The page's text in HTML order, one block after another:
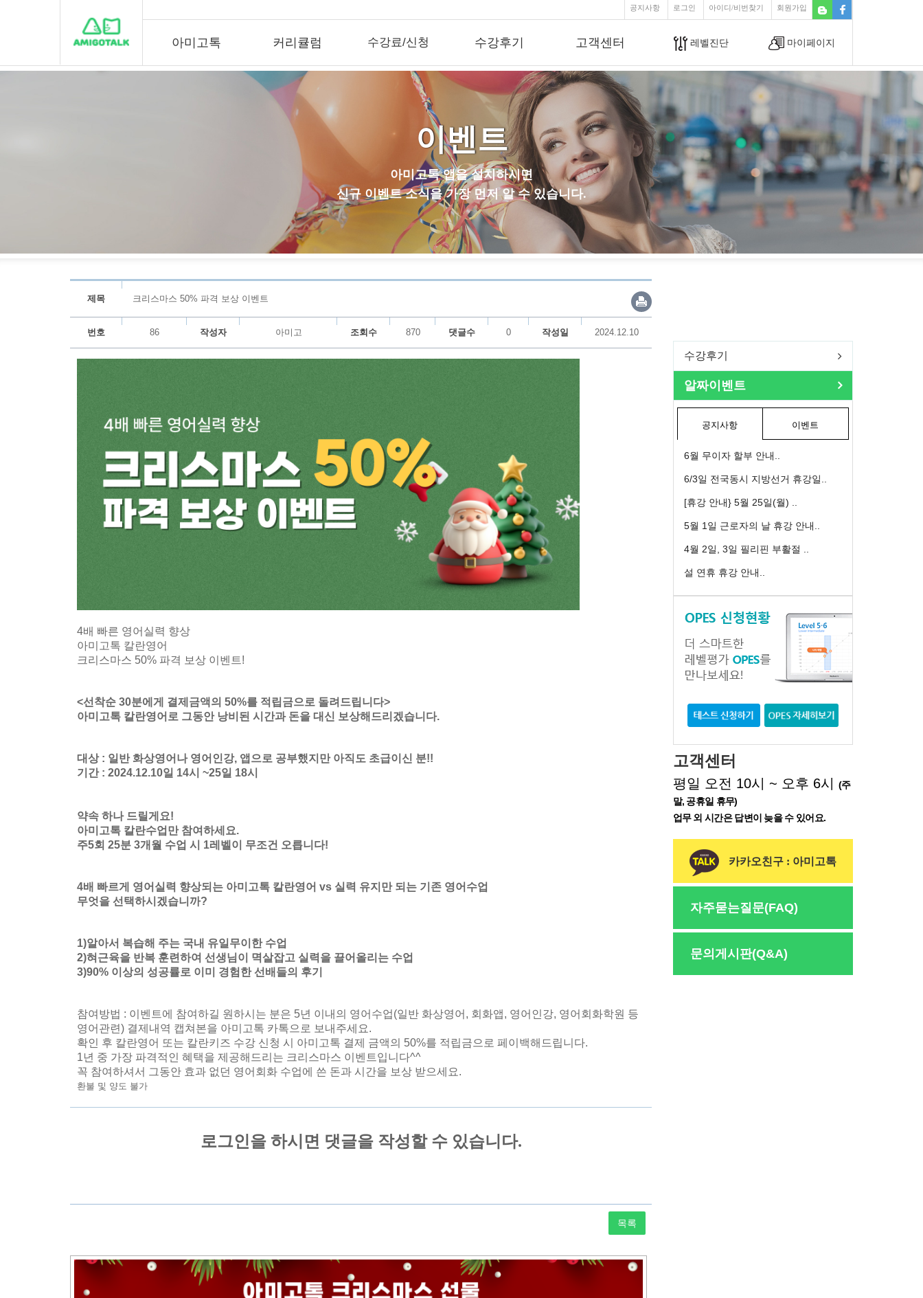
공지사항 로그인 아이디/비번찾기 회원가입
아미고톡 커리큘럼 수강료/신청 수강후기 고객센터 레벨진단 마이페이지
이벤트
아미고톡 앱을 설치하시면
신규 이벤트 소식을 가장 먼저 알 수 있습니다.
제목 크리스마스 50% 파격 보상 이벤트
번호 86 작성자 아미고 조회수 870 댓글수 0 작성일 2024.12.10
4배 빠른 영어실력 향상
아미고톡 칼란영어
크리스마스 50% 파격 보상 이벤 트!
<선착순 30분에게 결제금액의 50%를 적립금으로 돌려드립니다>
아미고톡 칼란영어로 그동안 낭비된 시간과 돈을 대신 보상해드리겠습니다.
대상 : 일반 화상영어나 영어인강, 앱으로 공부했지만 아직도 초급이신 분!!
기간 : 2024.12.10일 14시 ~25일 18시
약속 하나 드릴게요!
아미고톡 칼란수업만 참여하세요.
주5회 25분 3개월 수업 시 1레벨이 무조건 오릅니다!
4배 빠르게 영어실력 향상되는 아미고톡 칼란영어 vs 실력 유지만 되는 기존 영어수업
무엇을 선택하시겠습니까?
1)알아서 복습해 주는 국내 유일무이한 수업
2)혀근육을 반복 훈련하여 선생님이 멱살잡고 실력을 끌어올리는 수업
3)90% 이상의 성공률로 이미 경험한 선배들의 후기
참여방법 : 이벤트에 참여하길 원하시는 분은 5년 이내의 영어수업(일반 화상영어, 회화앱, 영어인강, 영어회화학원 등
영어관련) 결제내역 캡쳐본을 아미고톡 카톡으로 보내주세요.
확인 후 칼란영어 또는 칼란키즈 수강 신청 시 아미고톡 결제 금액의 50%를 적립금으로 페이백해드립니다.
1년 중 가장 파격적인 혜택을 제공해드리는 크리스마스 이벤트입니다^^
꼭 참여하셔서 그동안 효과 없던 영어회화 수업에 쓴 돈과 시간을 보상 받으세요.
환불 및 양도 불가
목록
수강후기
알짜이벤트
공지사항 이벤트
6월 무이자 할부 안내..
6/3일 전국동시 지방선거 휴강일..
[휴강 안내} 5월 25일(월) ..
5월 1일 근로자의 날 휴강 안내..
4월 2일, 3일 필리핀 부활절 ..
설 연휴 휴강 안내..
고객센터
평일 오전 10시 ~ 오후 6시
(주
말, 공휴일 휴무)
업무 외 시간은 답변이 늦을 수 있어요.
카카오친구 : 아미고톡
자주묻는질문(FAQ)
문의게시판(Q&A)